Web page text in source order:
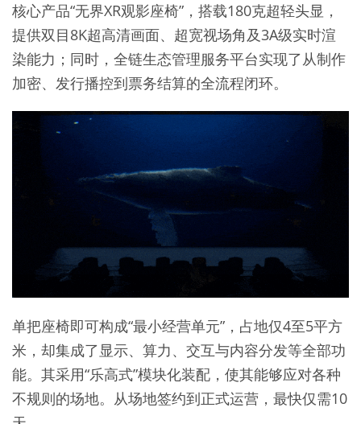
核心产品“无界XR观影座椅”，搭载180克超轻头显，
提供双目8K超高清画面、超宽视场角及3A级实时渲
染能力；同时，全链生态管理服务平台实现了从制作
加密、发行播控到票务结算的全流程闭环。
单把座椅即可构成“最小经营单元”，占地仅4至5平方
米，却集成了显示、算力、交互与内容分发等全部功
能。其采用“乐高式”模块化装配，使其能够应对各种
不规则的场地。从场地签约到正式运营，最快仅需10